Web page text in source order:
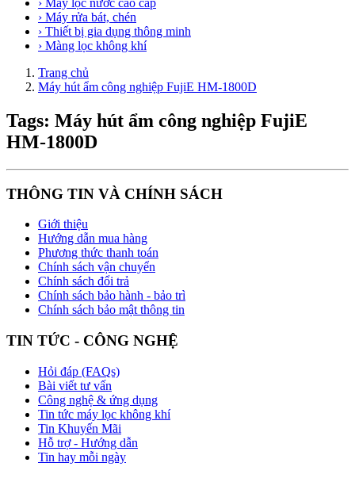
› Máy lọc nước cao cấp
› Máy rửa bát, chén
› Thiết bị gia dụng thông minh
› Màng lọc không khí
Trang chủ
Máy hút ẩm công nghiệp FujiE HM-1800D
Tags: Máy hút ẩm công nghiệp FujiE
HM-1800D
THÔNG TIN VÀ CHÍNH SÁCH
Giới thiệu
Hướng dẫn mua hàng
Phương thức thanh toán
Chính sách vận chuyển
Chính sách đổi trả
Chính sách bảo hành - bảo trì
Chính sách bảo mật thông tin
TIN TỨC - CÔNG NGHỆ
Hỏi đáp (FAQs)
Bài viết tư vấn
Công nghệ & ứng dụng
Tin tức máy lọc không khí
Tin Khuyến Mãi
Hỗ trợ - Hướng dẫn
Tin hay mỗi ngày